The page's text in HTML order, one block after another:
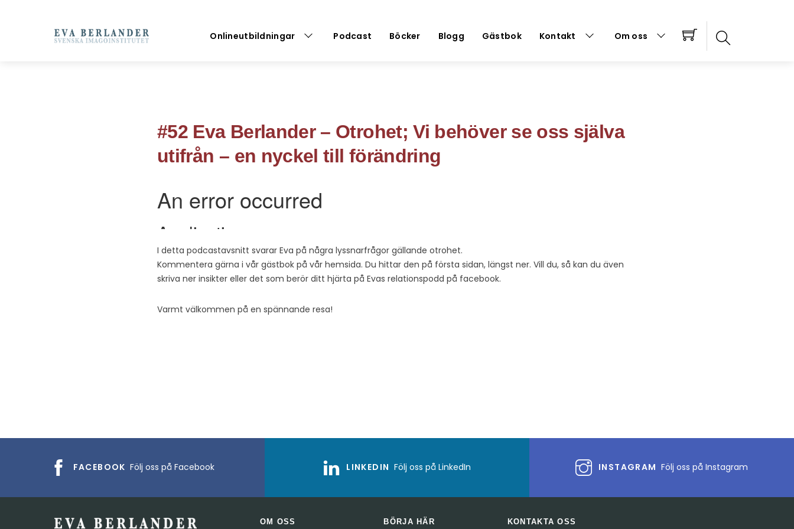
Onlineutbildningar Podcast Böcker Blogg Gästbok Kontakt Om oss
#52 Eva Berlander – Otrohet; Vi behöver se oss själva
utifrån – en nyckel till förändring
I detta podcastavsnitt svarar Eva på några lyssnarfrågor gällande otrohet.
Kommentera gärna i vår gästbok på vår hemsida. Du hittar den på första sidan, längst ner. Vill du, så kan du även
skriva ner insikter eller det som berör ditt hjärta på Evas relationspodd på facebook.
Varmt välkommen på en spännande resa!
FACEBOOK Följ oss på Facebook LINKEDIN Följ oss på LinkedIn INSTAGRAM Följ oss på Instagram
OM OSS BÖRJA HÄR KONTAKTA OSS